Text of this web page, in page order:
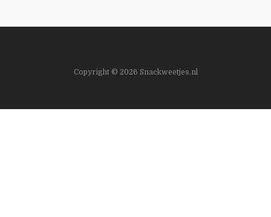
Copyright © 2026 Snackweetjes.nl